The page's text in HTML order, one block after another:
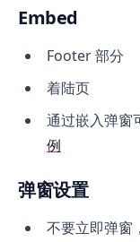
Embed
Footer 部分
着陆页
通过嵌入弹窗
例
弹窗设置
不要立即弹窗